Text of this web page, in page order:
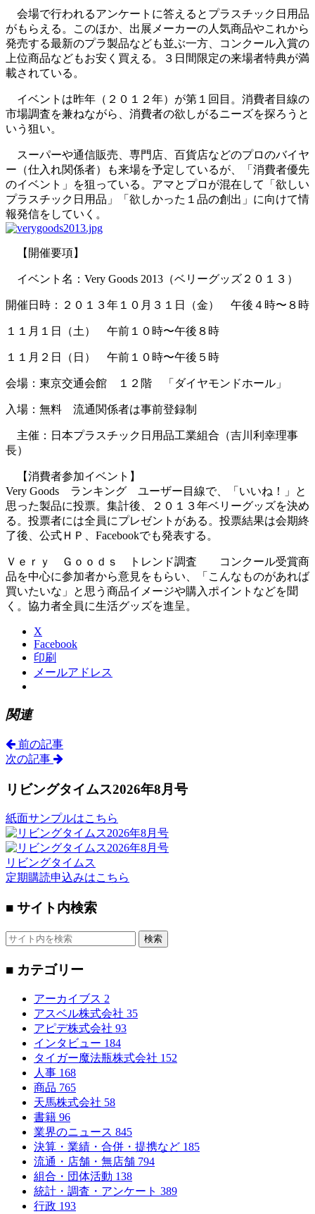
会場で行われるアンケートに答えるとプラスチック日用品
がもらえる。このほか、出展メーカーの人気商品やこれから
発売する最新のプラ製品なども並ぶ一方、コンクール入賞の
上位商品などもお安く買える。３日間限定の来場者特典が満
載されている。
イベントは昨年（２０１２年）が第１回目。消費者目線の
市場調査を兼ねながら、消費者の欲しがるニーズを探ろうと
いう狙い。
スーパーや通信販売、専門店、百貨店などのプロのバイヤ
ー（仕入れ関係者）も来場を予定しているが、「消費者優先
のイベント」を狙っている。アマとプロが混在して「欲しい
プラスチック日用品」「欲しかった１品の創出」に向けて情
報発信をしていく。
【開催要項】
イベント名：Very Goods 2013（ベリーグッズ２０１３）
開催日時：２０１３年１０月３１日（金） 午後４時〜８時
１１月１日（土） 午前１０時〜午後８時
１１月２日（日） 午前１０時〜午後５時
会場：東京交通会館 １２階 「ダイヤモンドホール」
入場：無料 流通関係者は事前登録制
主催：日本プラスチック日用品工業組合（吉川利幸理事
長）
【消費者参加イベント】
Very Goods ランキング ユーザー目線で、「いいね！」と
思った製品に投票。集計後、２０１３年ベリーグッズを決め
る。投票者には全員にプレゼントがある。投票結果は会期終
了後、公式ＨＰ、Facebookでも発表する。
Ｖｅｒｙ Ｇｏｏｄｓ トレンド調査 コンクール受賞商
品を中心に参加者から意見をもらい、「こんなものがあれば
買いたいな」と思う商品イメージや購入ポイントなどを聞
く。協力者全員に生活グッズを進呈。
X
Facebook
印刷
メールアドレス
関連
前の記事
次の記事
リビングタイムス2026年8月号
紙面サンプルはこちら
リビングタイムス
定期購読申込みはこちら
■ サイト内検索
検索
■ カテゴリー
アーカイブス 2
アスベル株式会社 35
アピデ株式会社 93
インタビュー 184
タイガー魔法瓶株式会社 152
人事 168
商品 765
天馬株式会社 58
書籍 96
業界のニュース 845
決算・業績・合併・提携など 185
流通・店舗・無店舗 794
組合・団体活動 138
統計・調査・アンケート 389
行政 193